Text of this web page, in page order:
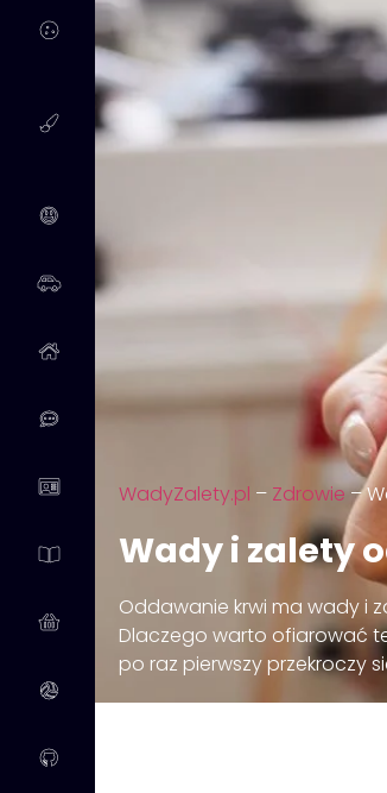
WadyZalety.pl – Zdrowie–
Wady i zalety
Oddawanie krwi ma wady i
Dlaczego warto ofiarować
po raz pierwszy przekroczy